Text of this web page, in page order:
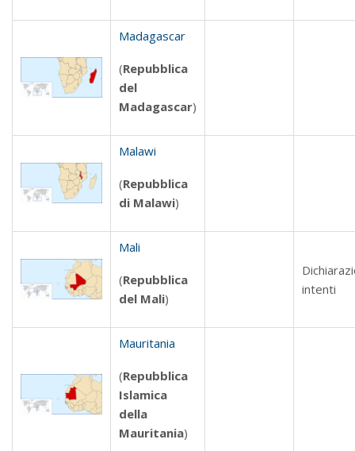
Madagascar
(Repubblica
del
Madagascar)
Malawi
(Repubblica
di Malawi)
Mali
(Repubblica
del Mali)
intenti
Mauritania
(Repubblica
Islamica
della
Mauritania)